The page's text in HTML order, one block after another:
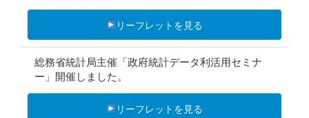
リーフレットを見る
総務省統計局主催「政府統計データ利活用セミナ
ー」開催しました。
リーフレットを見る